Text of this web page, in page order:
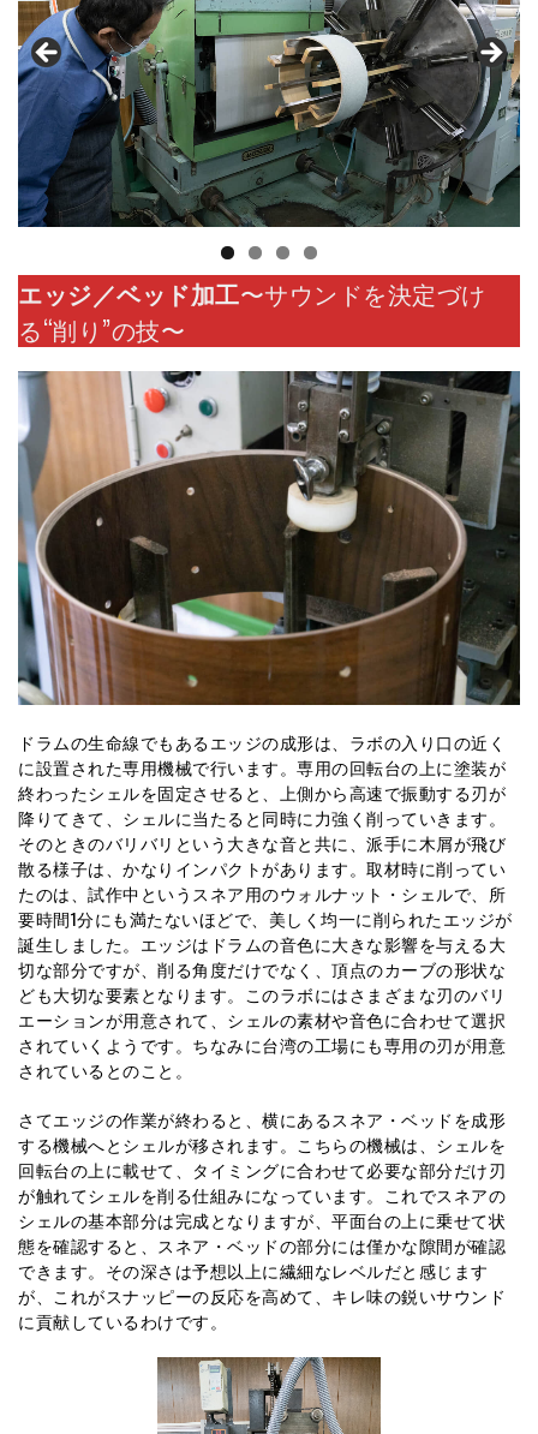
エッジ／ベッド加工〜サウンドを決定づけ
る“削り”の技〜
ドラムの生命線でもあるエッジの成形は、ラボの入り口の近く
に設置された専用機械で行います。専用の回転台の上に塗装が
終わったシェルを固定させると、上側から高速で振動する刃が
降りてきて、シェルに当たると同時に力強く削っていきます。
そのときのバリバリという大きな音と共に、派手に木屑が飛び
散る様子は、かなりインパクトがあります。取材時に削ってい
たのは、試作中というスネア用のウォルナット・シェルで、所
要時間1分にも満たないほどで、美しく均一に削られたエッジが
誕生しました。エッジはドラムの音色に大きな影響を与える大
切な部分ですが、削る角度だけでなく、頂点のカーブの形状な
ども大切な要素となります。このラボにはさまざまな刃のバリ
エーションが用意されて、シェルの素材や音色に合わせて選択
されていくようです。ちなみに台湾の工場にも専用の刃が用意
されているとのこと。
さてエッジの作業が終わると、横にあるスネア・ベッドを成形
する機械へとシェルが移されます。こちらの機械は、シェルを
回転台の上に載せて、タイミングに合わせて必要な部分だけ刃
が触れてシェルを削る仕組みになっています。これでスネアの
シェルの基本部分は完成となりますが、平面台の上に乗せて状
態を確認すると、スネア・ベッドの部分には僅かな隙間が確認
できます。その深さは予想以上に繊細なレベルだと感じます
が、これがスナッピーの反応を高めて、キレ味の鋭いサウンド
に貢献しているわけです。